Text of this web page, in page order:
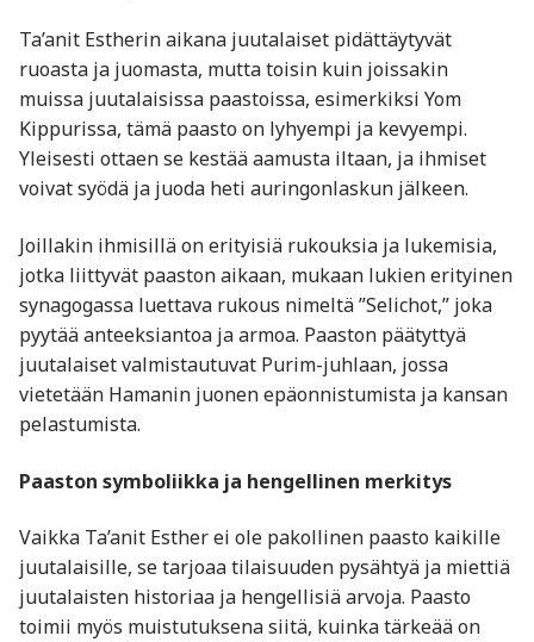
Ta’anit Estherin aikana juutalaiset pidättäytyvät
ruoasta ja juomasta, mutta toisin kuin joissakin
muissa juutalaisissa paastoissa, esimerkiksi Yom
Kippurissa, tämä paasto on lyhyempi ja kevyempi.
Yleisesti ottaen se kestää aamusta iltaan, ja ihmiset
voivat syödä ja juoda heti auringonlaskun jälkeen.
Joillakin ihmisillä on erityisiä rukouksia ja lukemisia,
jotka liittyvät paaston aikaan, mukaan lukien erityinen
synagogassa luettava rukous nimeltä ”Selichot,” joka
pyytää anteeksiantoa ja armoa. Paaston päätyttyä
juutalaiset valmistautuvat Purim-juhlaan, jossa
vietetään Hamanin juonen epäonnistumista ja kansan
pelastumista.
Paaston symboliikka ja hengellinen merkitys
Vaikka Ta’anit Esther ei ole pakollinen paasto kaikille
juutalaisille, se tarjoaa tilaisuuden pysähtyä ja miettiä
juutalaisten historiaa ja hengellisiä arvoja. Paasto
toimii myös muistutuksena siitä, kuinka tärkeää on